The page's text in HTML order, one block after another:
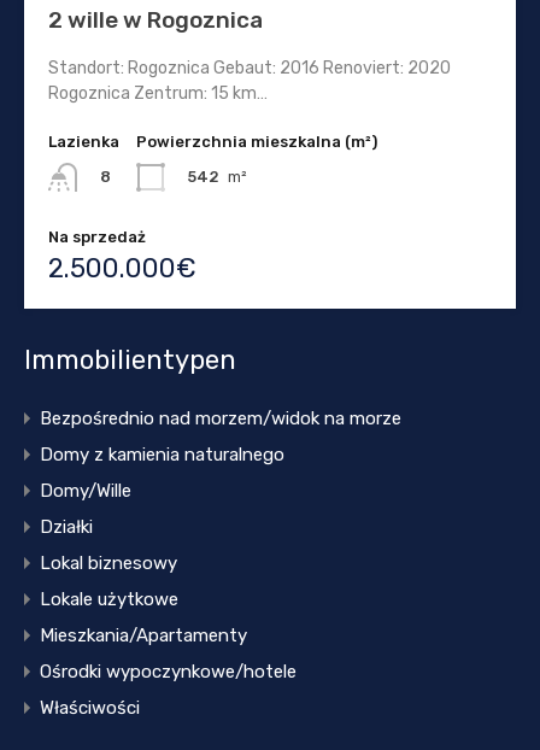
2 wille w Rogoznica
Standort: Rogoznica Gebaut: 2016 Renoviert: 2020
Rogoznica Zentrum: 15 km…
Lazienka
8
Powierzchnia mieszkalna (m²)
542 m²
Na sprzedaż
2.500.000€
Immobilientypen
Bezpośrednio nad morzem/widok na morze
Domy z kamienia naturalnego
Domy/Wille
Działki
Lokal biznesowy
Lokale użytkowe
Mieszkania/Apartamenty
Ośrodki wypoczynkowe/hotele
Właściwości